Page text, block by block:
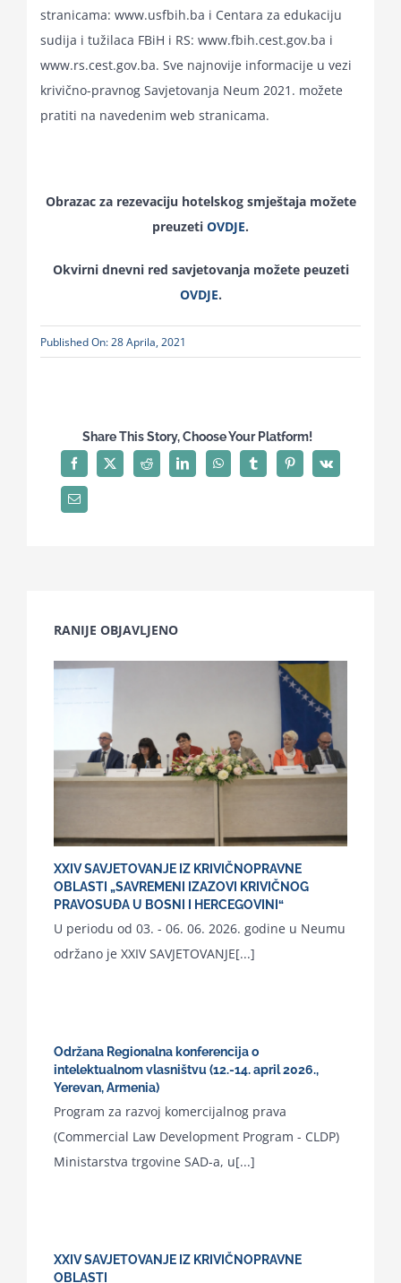
stranicama: www.usfbih.ba i Centara za edukaciju
sudija i tužilaca FBiH i RS: www.fbih.cest.gov.ba i
www.rs.cest.gov.ba. Sve najnovije informacije u vezi
krivično-pravnog Savjetovanja Neum 2021. možete
pratiti na navedenim web stranicama.
Obrazac za rezevaciju hotelskog smještaja možete
preuzeti OVDJE.
Okvirni dnevni red savjetovanja možete peuzeti
OVDJE.
Published On: 28 Aprila, 2021
Share This Story, Choose Your Platform!
RANIJE OBJAVLJENO
XXIV SAVJETOVANJE IZ KRIVIČNOPRAVNE
OBLASTI „SAVREMENI IZAZOVI KRIVIČNOG
PRAVOSUĐA U BOSNI I HERCEGOVINI“
U periodu od 03. - 06. 06. 2026. godine u Neumu
održano je XXIV SAVJETOVANJE[...]
Održana Regionalna konferencija o
intelektualnom vlasništvu (12.-14. april 2026.,
Yerevan, Armenia)
Program za razvoj komercijalnog prava
(Commercial Law Development Program - CLDP)
Ministarstva trgovine SAD-a, u[...]
XXIV SAVJETOVANJE IZ KRIVIČNOPRAVNE
OBLASTI